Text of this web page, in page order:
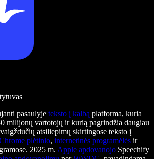
pasaulyje teksto į kalbą platforma, kuria
milijonų vartotojų ir kurią pagrindžia daugiau
atsiliepimų skirtingose teksto į
plėtinio, internetinės programėlės ir
2025 m. Apple apdovanojo Speechify